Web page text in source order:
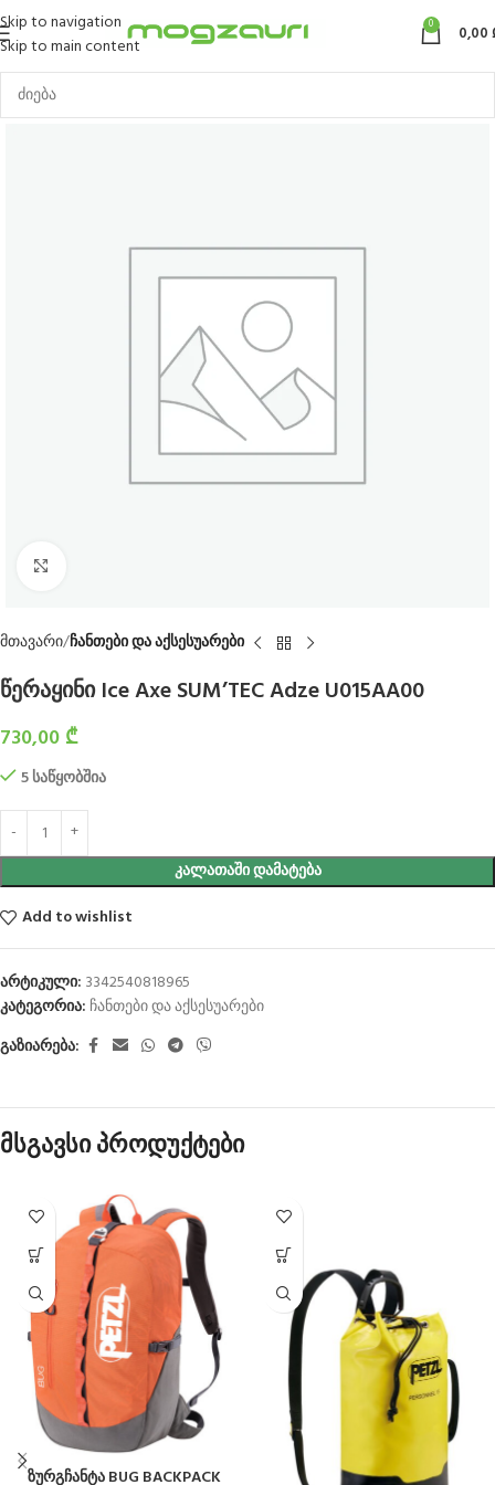
Skip to navigation
Skip to main content
0 0,00
მთავარი ჩანთები და აქსესუარები
წერაყინი Ice Axe SUM’TEC Adze U015AA00
730,00 ₾
5 საწყობშია
ᲙᲐᲚᲐᲗᲐᲨᲘ ᲓᲐᲛᲐᲢᲔᲑᲐ
Add to wishlist
არტიკული: 3342540818965
კატეგორია: ჩანთები და აქსესუარები
გაზიარება:
მსგავსი პროდუქტები
ზურგჩანტა BUG BACKPACK